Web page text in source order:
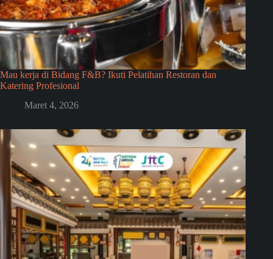
Mau kerja di Bidang F&B? Ikuti Pelatihan Restoran dan
Katering Profesional
Maret 4, 2026